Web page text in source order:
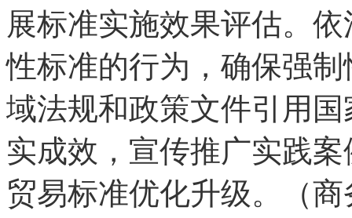
展标准实施效果评估。
性标准的行为，确保强
域法规和政策文件引用
实成效，宣传推广实践
贸易标准优化升级。（